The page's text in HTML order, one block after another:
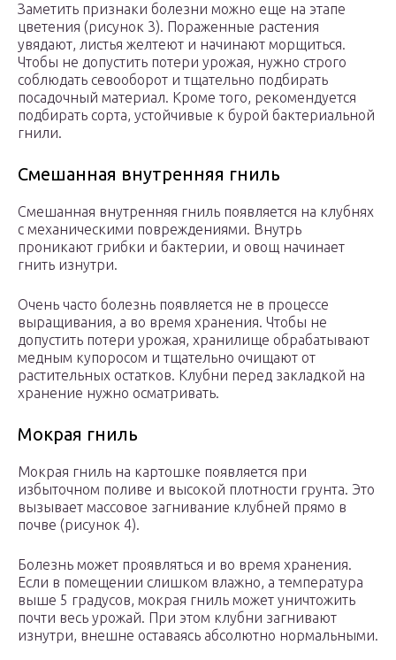
Заметить признаки болезни можно еще на этапе
цветения (рисунок 3). Пораженные растения
увядают, листья желтеют и начинают морщиться.
Чтобы не допустить потери урожая, нужно строго
соблюдать севооборот и тщательно подбирать
посадочный материал. Кроме того, рекомендуется
подбирать сорта, устойчивые к бурой бактериальной
гнили.
Смешанная внутренняя гниль
Смешанная внутренняя гниль появляется на клубнях
с механическими повреждениями. Внутрь
проникают грибки и бактерии, и овощ начинает
гнить изнутри.
Очень часто болезнь появляется не в процессе
выращивания, а во время хранения. Чтобы не
допустить потери урожая, хранилище обрабатывают
медным купоросом и тщательно очищают от
растительных остатков. Клубни перед закладкой на
хранение нужно осматривать.
Мокрая гниль
Мокрая гниль на картошке появляется при
избыточном поливе и высокой плотности грунта. Это
вызывает массовое загнивание клубней прямо в
почве (рисунок 4).
Болезнь может проявляться и во время хранения.
Если в помещении слишком влажно, а температура
выше 5 градусов, мокрая гниль может уничтожить
почти весь урожай. При этом клубни загнивают
изнутри, внешне оставаясь абсолютно нормальными.